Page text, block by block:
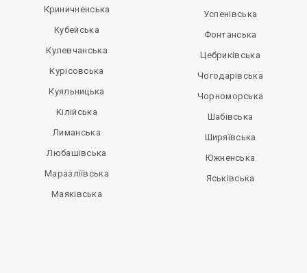
Криничненська
Кубейська
Кулевчанська
Курісовська
Куяльницька
Кілійська
Лиманська
Любашівська
Маразліївська
Маяківська
Успенівська
Фонтанська
Цебриківська
Чогодарівська
Чорноморська
Шабівська
Ширяївська
Южненська
Яськівська